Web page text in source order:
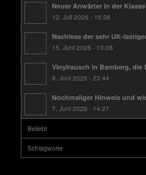
Neuer Anwärter in der
12. Juli 2026 - 16:38
Nachlese der sehr UK-
15. Juni 2026 - 13:06
Vinylrausch in Bamberg, die
9. Juni 2026 - 23:44
Nochmaliger Hinweis und
7. Juni 2026 - 14:27
Beliebt
Schlagworte